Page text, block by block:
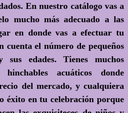
En nuestro catálogo vas a
mucho más adecuado a las
en donde vas a efectuar tu
cuenta el número de pequeños
edades. Tienes muchos
acuáticos donde
del mercado, y cualquiera
éxito en tu celebración porque